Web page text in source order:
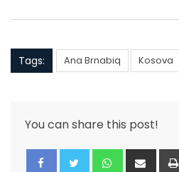
Tags: Ana Brnabiq Kosova
You can share this post!
Whatsapp
Share